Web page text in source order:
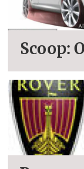
Scoop: